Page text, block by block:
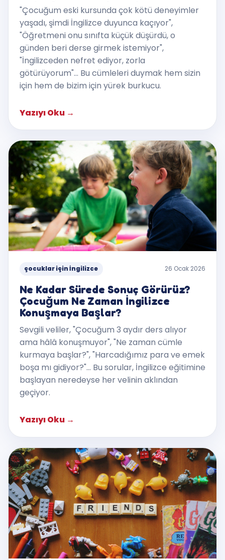
"Çocuğum eski kursunda çok kötü deneyimler
yaşadı, şimdi İngilizce duyunca kaçıyor",
"Öğretmeni onu sınıfta küçük düşürdü, o
günden beri derse girmek istemiyor",
"İngilizceden nefret ediyor, zorla
götürüyorum"... Bu cümleleri duymak hem sizin
için hem de bizim için yürek burkucu.
Yazıyı Oku →
çocuklar için İngilizce 26 Ocak 2026
Ne Kadar Sürede Sonuç Görürüz?
Çocuğum Ne Zaman İngilizce
Konuşmaya Başlar?
Sevgili veliler, "Çocuğum 3 aydır ders alıyor
ama hâlâ konuşmuyor", "Ne zaman cümle
kurmaya başlar?", "Harcadığımız para ve emek
boşa mı gidiyor?"... Bu sorular, İngilizce eğitimine
başlayan neredeyse her velinin aklından
geçiyor.
Yazıyı Oku →